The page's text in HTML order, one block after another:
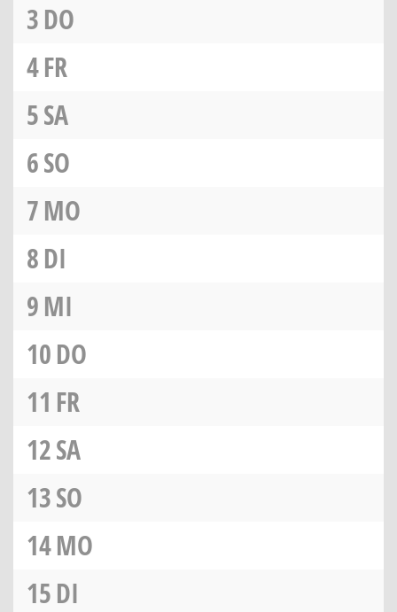
3DO
4FR
5SA
6SO
7MO
8DI
9MI
10DO
11 FR
12SA
13SO
14MO
15DI